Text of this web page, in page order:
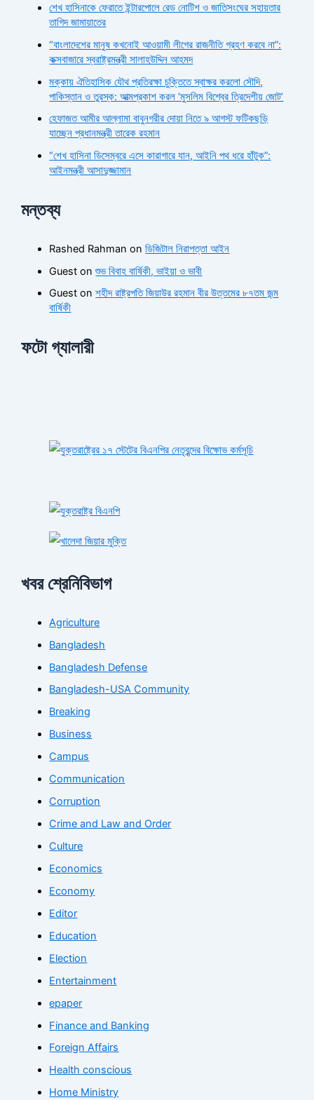
শেখ হাসিনাকে ফেরাতে ইন্টারপোলে রেড নোটিশ ও জাতিসংঘের সহায়তার
তাগিদ জামায়াতের
“বাংলাদেশের মানুষ কখনোই আওয়ামী লীগের রাজনীতি গ্রহণ করবে না”:
কক্সবাজারে স্বরাষ্ট্রমন্ত্রী সালাহউদ্দিন আহমদ
মক্কায় ঐতিহাসিক যৌথ প্রতিরক্ষা চুক্তিতে স্বাক্ষর করলো সৌদি,
পাকিস্তান ও তুরস্ক: আত্মপ্রকাশ করল ‘মুসলিম বিশ্বের ত্রিদেশীয় জোট’
হেফাজত আমীর আল্লামা বাবুনগরীর দোয়া নিতে ৯ আগস্ট ফটিকছড়ি
যাচ্ছেন প্রধানমন্ত্রী তারেক রহমান
“শেখ হাসিনা ডিসেম্বরে এসে কারাগারে যান, আইনি পথ ধরে হাঁটুক”:
আইনমন্ত্রী আসাদুজ্জামান
মন্তব্য
Rashed Rahman onডিজিটাল নিরাপত্তা আইন
Guest onশুভ বিবাহ বার্ষিকী, ভাইয়া ও ভাবী
Guest onশহীদ রাষ্ট্রপতি জিয়াউর রহমান বীর উত্তমের ৮৭তম জন্ম
বার্ষিকী
ফটো গ্যালারী
খবর শ্রেনিবিভাগ
Agriculture
Bangladesh
Bangladesh Defense
Bangladesh-USA Community
Breaking
Business
Campus
Communication
Corruption
Crime and Law and Order
Culture
Economics
Economy
Editor
Education
Election
Entertainment
epaper
Finance and Banking
Foreign Affairs
Health conscious
Home Ministry